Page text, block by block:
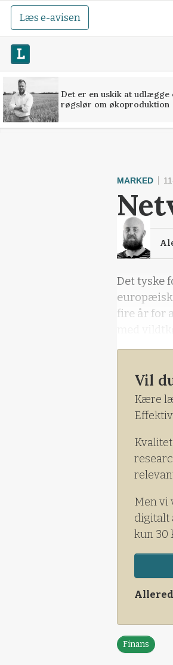
Læs e-avisen
Det er en uskik at udlægge
røgslør om økoproduktion
MARKED
Det tyske
fire år for
Vil
Kære
Men vi
digitalt
kun 30
Finans